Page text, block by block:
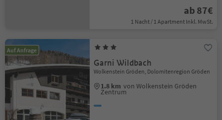
ab 87€
1 Nacht / 1 Apartment Inkl. MwSt.
Auf Anfrage
Garni Wildbach
Wolkenstein Gröden, Dolomitenregion Gröden
1.8 km von Wolkenstein Gröden
Zentrum